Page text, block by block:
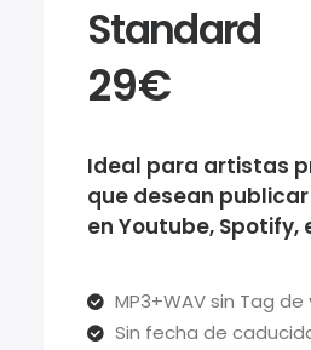
Standard
29€
Ideal para artistas
que desean
en Youtube, Spotify,
MP3+WAV sin Tag de
Sin fecha de